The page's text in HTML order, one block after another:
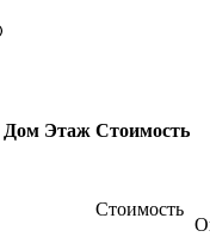
Дом Этаж Стоимость
Стоимость